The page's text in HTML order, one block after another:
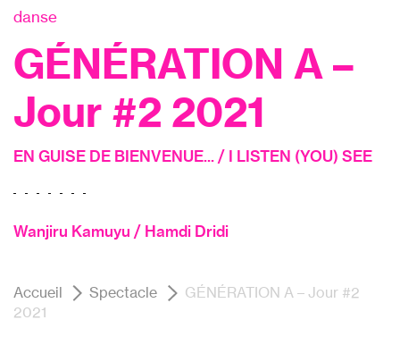
danse
GÉNÉRATION A –
Jour #2 2021
EN GUISE DE BIENVENUE... / I LISTEN (YOU) SEE
Wanjiru Kamuyu / Hamdi Dridi
Accueil Spectacle
GÉNÉRATION A – Jour #2
2021